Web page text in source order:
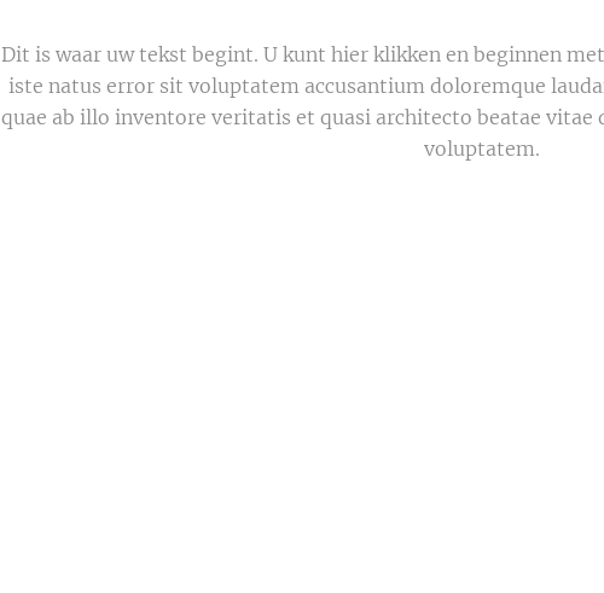
Dit is waar uw tekst begint. U kunt hier klikken en beginnen
iste natus error sit voluptatem accusantium doloremque
quae ab illo inventore veritatis et quasi architecto beatae
voluptatem.